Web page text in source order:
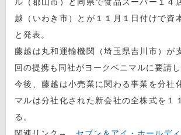
ル（郡山市）と同県で食品スーパー１４
越（いわき市）とが１１月１日付けで資
と発表。
藤越は丸和運輸機関（埼玉県吉川市）が
回の提携も同社がヨークベニマルに要請し
今後、藤越は小売業に関わる事業を分社
マルは分社化された新会社の全株式を１
る。